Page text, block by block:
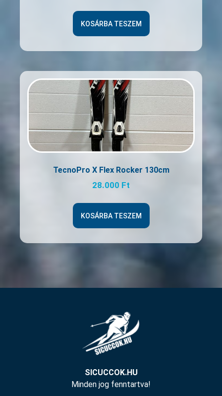
KOSÁRBA TESZEM
TecnoPro X Flex Rocker 130cm
28.000 Ft
KOSÁRBA TESZEM
SICUCCOK.HU
Minden jog fenntartva!